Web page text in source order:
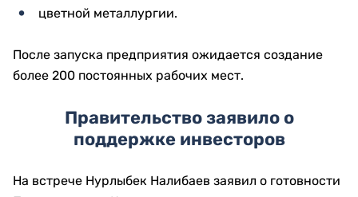
цветной металлургии.
После запуска предприятия ожидается создание
более 200 постоянных рабочих мест.
Правительство заявило о
поддержке инвесторов
На встрече Нурлыбек Налибаев заявил о готовности